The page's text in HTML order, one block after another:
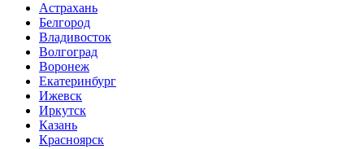
Астрахань
Белгород
Владивосток
Волгоград
Воронеж
Екатеринбург
Ижевск
Иркутск
Казань
Красноярск